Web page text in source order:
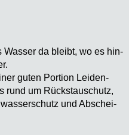
Was­ser da bleibt, wo es hin­
guten Por­ti­on Lei­den­
rund um Rückstau­schutz,
und Abschei­